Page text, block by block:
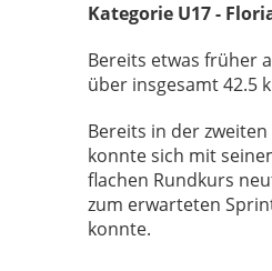
Kategorie U17 -
Bereits etwas früher
über insgesamt 42.5
Bereits in der
konnte sich mit
flachen Rundkurs
zum erwarteten
konnte.